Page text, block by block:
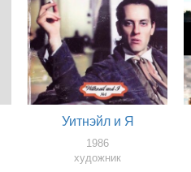
Уитнэйл и Я
1986
художник